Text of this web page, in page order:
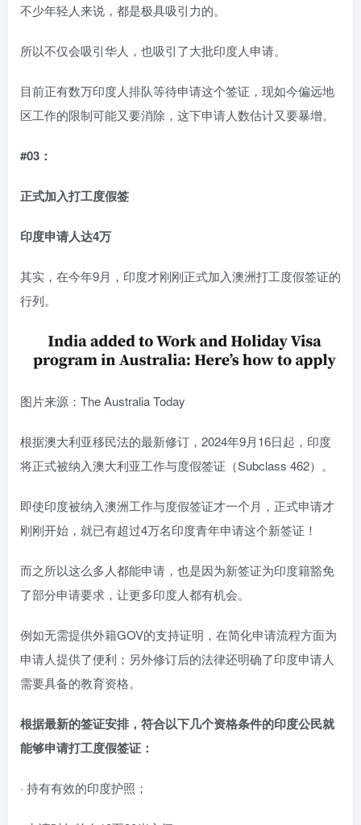
不少年轻人来说，都是极具吸引力的。
所以不仅会吸引华人，也吸引了大批印度人申请。
目前正有数万印度人排队等待申请这个签证，现如今偏远地
区工作的限制可能又要消除，这下申请人数估计又要暴增。
#03：
正式加入打工度假签
印度申请人达4万
其实，在今年9月，印度才刚刚正式加入澳洲打工度假签证的
行列。
图片来源：The Australia Today
根据澳大利亚移民法的最新修订，2024年9月16日起，印度
将正式被纳入澳大利亚工作与度假签证（Subclass 462）。
即使印度被纳入澳洲工作与度假签证才一个月，正式申请才
刚刚开始，就已有超过4万名印度青年申请这个新签证！
而之所以这么多人都能申请，也是因为新签证为印度籍豁免
了部分申请要求，让更多印度人都有机会。
例如无需提供外籍GOV的支持证明，在简化申请流程方面为
申请人提供了便利；另外修订后的法律还明确了印度申请人
需要具备的教育资格。
根据最新的签证安排，符合以下几个资格条件的印度公民就
能够申请打工度假签证：
· 持有有效的印度护照；